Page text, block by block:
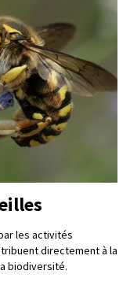
les activités
directement à la
biodiversité.